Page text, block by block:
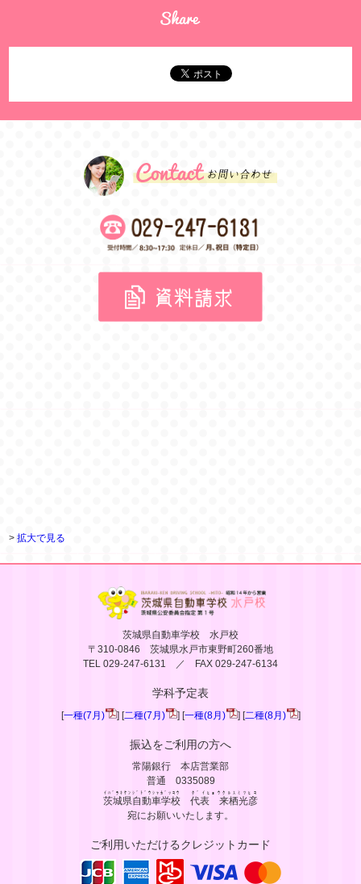
>拡大で見る
茨城県自動車学校 水戸校
〒310-0846 茨城県水戸市東野町260番地
TEL 029-247-6131 ／ FAX 029-247-6134
学科予定表
[一種(7月) ] [二種(7月) ] [一種(8月) ] [二種(8月) ]
振込をご利用の方へ
常陽銀行 本店営業部
普通 0335089
茨城県自動車学校
ｲﾊﾞﾗｷｹﾝｼﾞﾄﾞｳｼｬｶﾞｯｺｳ
代表 来栖光彦
ﾀﾞｲﾋｮｳｸﾙｽﾐﾂﾋｺ
宛にお願いいたします。
ご利用いただけるクレジットカード